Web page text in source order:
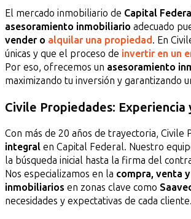
El mercado inmobiliario de Capital
asesoramiento inmobiliario adecuado
vender o alquilar una propiedad. En
únicas y que el proceso de invertir en un
Por eso, ofrecemos un asesoramiento
maximizando tu inversión y garantizando
Civile Propiedades:
Con más de 20 años de trayectoria, Civile
integral en Capital Federal. Nuestro
la búsqueda inicial hasta la firma del
Nos especializamos en la compra, venta
inmobiliarios en zonas clave como
necesidades y expectativas de cada cliente.